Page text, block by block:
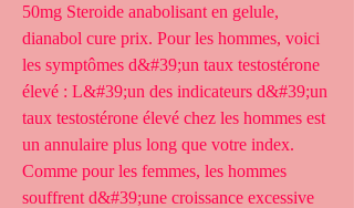
50mg Steroide anabolisant en gelule,
dianabol cure prix. Pour les hommes, voici
les symptômes d&#39;un taux testostérone
élevé : L&#39;un des indicateurs d&#39;un
taux testostérone élevé chez les hommes est
un annulaire plus long que votre index.
Comme pour les femmes, les hommes
souffrent d&#39;une croissance excessive